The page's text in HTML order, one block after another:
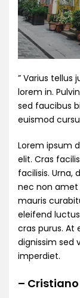
” Varius
lorem in.
sed faucibus
euismod
Lorem ipsum
elit. Cras
facilisis. Urna,
nec non amet
mauris
eleifend
cras purus. At
dignissim sed
imperdiet.
– Cristiano